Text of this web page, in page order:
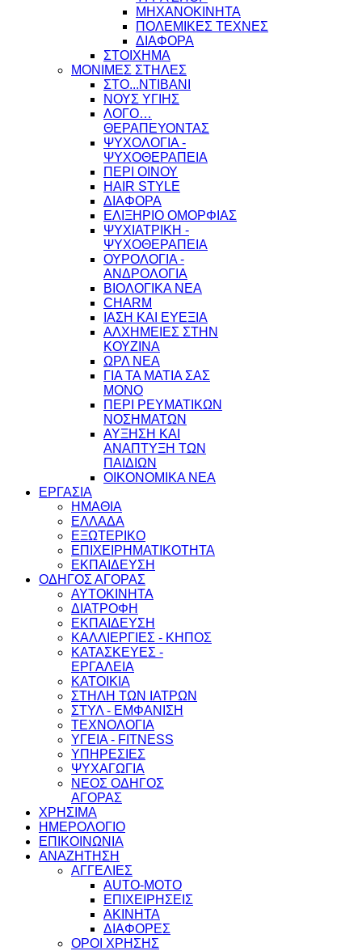
ΜΗΧΑΝΟΚΙΝΗΤΑ
ΠΟΛΕΜΙΚΕΣ ΤΕΧΝΕΣ
ΔΙΑΦΟΡΑ
ΣΤΟΙΧΗΜΑ
ΜΟΝΙΜΕΣ ΣΤΗΛΕΣ
ΣΤΟ...ΝΤΙΒΑΝΙ
ΝΟΥΣ ΥΓΙΗΣ
ΛΟΓΟ…
ΘΕΡΑΠΕΥΟΝΤΑΣ
ΨΥΧΟΛΟΓΙΑ -
ΨΥΧΟΘΕΡΑΠΕΙΑ
ΠΕΡΙ ΟΙΝΟΥ
HAIR STYLE
ΔΙΑΦΟΡΑ
ΕΛΙΞΗΡΙΟ ΟΜΟΡΦΙΑΣ
ΨΥΧΙΑΤΡΙΚΗ -
ΨΥΧΟΘΕΡΑΠΕΙΑ
ΟΥΡΟΛΟΓΙΑ -
ΑΝΔΡΟΛΟΓΙΑ
ΒΙΟΛΟΓΙΚΑ ΝΕΑ
CHARM
ΙΑΣΗ ΚΑΙ ΕΥΕΞΙΑ
ΑΛΧΗΜΕΙΕΣ ΣΤΗΝ
ΚΟΥΖΙΝΑ
ΩΡΛ ΝEA
ΓΙΑ ΤΑ ΜΑΤΙΑ ΣΑΣ
ΜΟΝΟ
ΠΕΡΙ ΡΕΥΜΑΤΙΚΩΝ
ΝΟΣΗΜΑΤΩΝ
ΑΥΞΗΣΗ ΚΑΙ
ΑΝΑΠΤΥΞΗ ΤΩΝ
ΠΑΙΔΙΩΝ
ΟΙΚΟΝΟΜΙΚΑ ΝΕΑ
ΕΡΓΑΣΙΑ
ΗΜΑΘΙΑ
ΕΛΛΑΔΑ
ΕΞΩΤΕΡΙΚΟ
ΕΠΙΧΕΙΡΗΜΑΤΙΚΟΤΗΤΑ
ΕΚΠΑΙΔΕΥΣΗ
ΟΔΗΓΟΣ ΑΓΟΡΑΣ
ΑΥΤΟΚΙΝΗΤΑ
ΔΙΑΤΡΟΦΗ
ΕΚΠΑΙΔΕΥΣΗ
ΚΑΛΛΙΕΡΓΙΕΣ - ΚΗΠΟΣ
ΚΑΤΑΣΚΕΥΕΣ -
ΕΡΓΑΛΕΙΑ
ΚΑΤΟΙΚΙΑ
ΣΤΗΛΗ ΤΩΝ ΙΑΤΡΩΝ
ΣΤΥΛ - ΕΜΦΑΝΙΣΗ
ΤΕΧΝΟΛΟΓΙΑ
ΥΓΕΙΑ - FITNESS
ΥΠΗΡΕΣΙΕΣ
ΨΥΧΑΓΩΓΙΑ
ΝΕΟΣ ΟΔΗΓΟΣ
ΑΓΟΡΑΣ
ΧΡΗΣΙΜΑ
ΗΜΕΡΟΛΟΓΙΟ
ΕΠΙΚΟΙΝΩΝΙΑ
ΑΝΑΖΗΤΗΣΗ
ΑΓΓΕΛΙΕΣ
AUTO-MOTO
ΕΠΙΧΕΙΡΗΣΕΙΣ
ΑΚΙΝΗΤΑ
ΔΙΑΦΟΡΕΣ
ΟΡΟΙ ΧΡΗΣΗΣ